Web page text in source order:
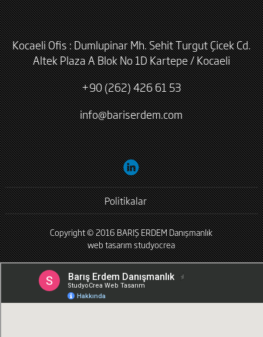
Kocaeli Ofis : Dumlupinar Mh. Sehit Turgut Çicek Cd.
Altek Plaza A Blok No 1D Kartepe / Kocaeli
+90 (262) 426 61 53
info@bariserdem.com
Politikalar
Copyright © 2016 BARIŞ ERDEM Danışmanlık
web tasarımstudyocrea